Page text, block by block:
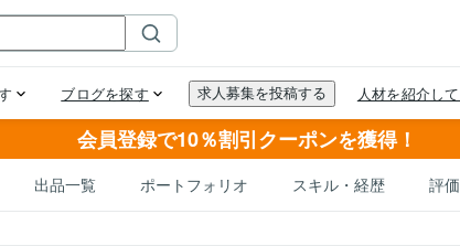
会員登録で10％割引クーポンを獲得！
出品一覧 ポートフォリオ スキル・経歴 評価